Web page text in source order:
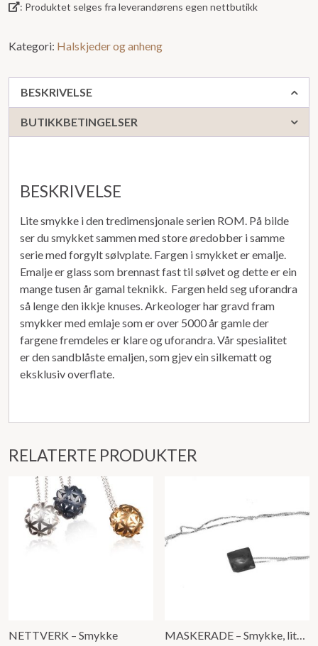
: Produktet selges fra leverandørens egen nettbutikk
Kategori: Halskjeder og anheng
BESKRIVELSE
BUTIKKBETINGELSER
BESKRIVELSE
Lite smykke i den tredimensjonale serien ROM. På bilde
ser du smykket sammen med store øredobber i samme
serie med forgylt sølvplate. Fargen i smykket er emalje.
Emalje er glass som brennast fast til sølvet og dette er ein
mange tusen år gamal teknikk. Fargen held seg uforandra
så lenge den ikkje knuses. Arkeologer har gravd fram
smykker med emlaje som er over 5000 år gamle der
fargene fremdeles er klare og uforandra. Vår spesialitet
er den sandblåste emaljen, som gjev ein silkematt og
eksklusiv overflate.
RELATERTE PRODUKTER
NETTVERK – Smykke MASKERADE – Smykke, lite, u/ emalje